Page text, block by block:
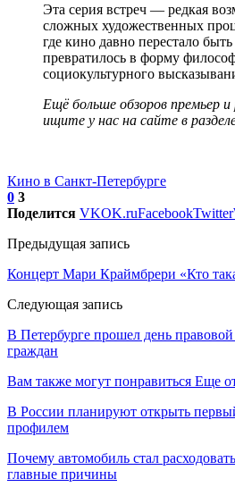
Эта серия встреч — редкая
сложных художественных
где кино давно перестало
превратилось в форму
социокультурного
Ещё больше обзоров премьер
ищите у нас на сайте в
Кино в Санкт-Петербурге
0 3
Поделится VKOK.ruFacebookTwitter
Предыдущая запись
Концерт Мари Краймбрери «Кто
Следующая запись
В Петербурге прошел день
граждан
Вам также могут понравиться Еще
В России планируют открыть
профилем
Почему автомобиль стал
главные причины